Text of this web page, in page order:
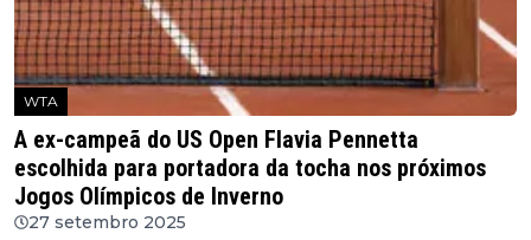
WTA
A ex-campeã do US Open Flavia Pennetta
escolhida para portadora da tocha nos próximos
Jogos Olímpicos de Inverno
27 setembro 2025